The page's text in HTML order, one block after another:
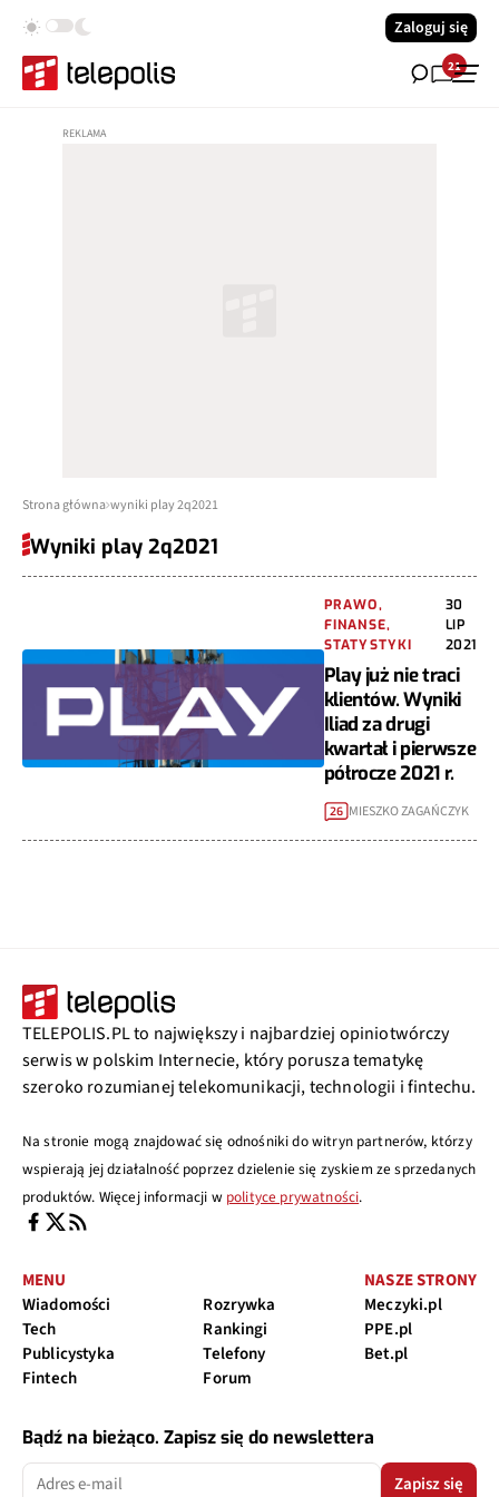
Zaloguj się
21
Strona główna wyniki play 2q2021
Wyniki play 2q2021
PRAWO,
FINANSE,
STATYSTYKI
30
LIP
2021
Play już nie traci
klientów. Wyniki
Iliad za drugi
kwartał i pierwsze
półrocze 2021 r.
26 MIESZKO ZAGAŃCZYK
TELEPOLIS.PL to największy i najbardziej opiniotwórczy
serwis w polskim Internecie, który porusza tematykę
szeroko rozumianej telekomunikacji, technologii i fintechu.
Na stronie mogą znajdować się odnośniki do witryn partnerów, którzy
wspierają jej działalność poprzez dzielenie się zyskiem ze sprzedanych
produktów. Więcej informacji w polityce prywatności.
MENU
Wiadomości
Tech
Publicystyka
Fintech
Rozrywka
Rankingi
Telefony
Forum
NASZE STRONY
Meczyki.pl
PPE.pl
Bet.pl
Bądź na bieżąco. Zapisz się do newslettera
Zapisz się